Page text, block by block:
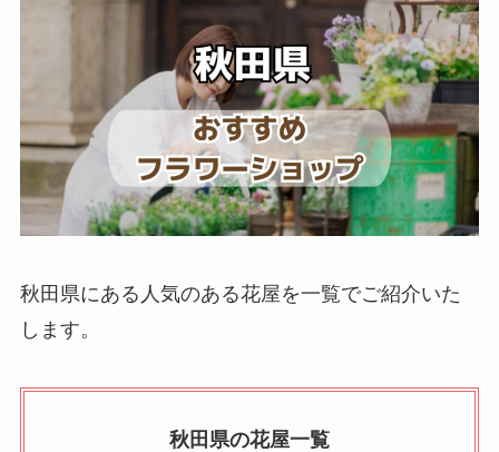
秋田県にある人気のある花屋を一覧でご紹介いた
します。
秋田県の花屋一覧